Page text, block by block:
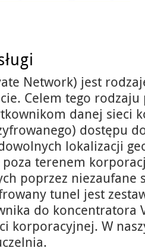
Network) jest
Celem tego rodzaju
danej sieci
dostępu
lokalizacji
terenem
poprzez niezaufane
tunel jest
do koncentratora
korporacyjnej. W